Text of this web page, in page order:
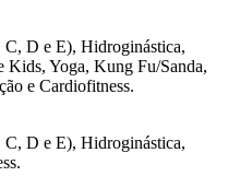
C, D e E), Hidroginástica,
Yoga, Kung Fu/Sanda,
e Cardiofitness.
C, D e E), Hidroginástica,